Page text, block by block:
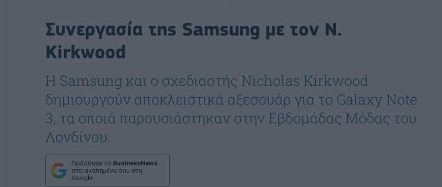
Συνεργασία της Samsung με τον N.
Kirkwood
Η Samsung και ο σχεδιαστής Nicholas Kirkwood
δημιουργούν αποκλειστικά αξεσουάρ για το Galaxy Note
3, τα οποιά παρουσιάστηκαν στην Εβδομάδας Μόδας του
Λονδίνου.
Πρόσθεσε το BusinessNews
στα αγαπημένα σου στη
Google